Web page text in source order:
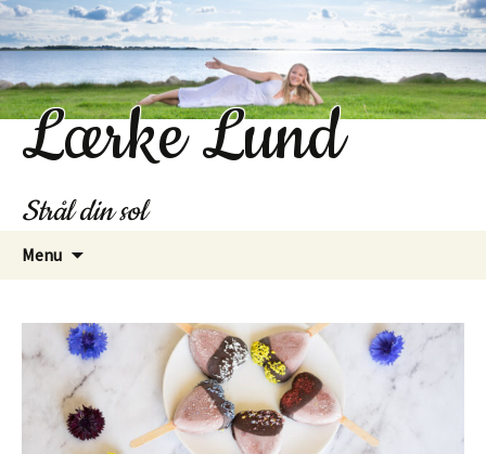
Lærke Lund
Strål din sol
Menu